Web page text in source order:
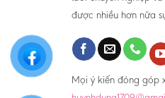
được nhiều hơn nữa
Mọi ý kiến đóng góp